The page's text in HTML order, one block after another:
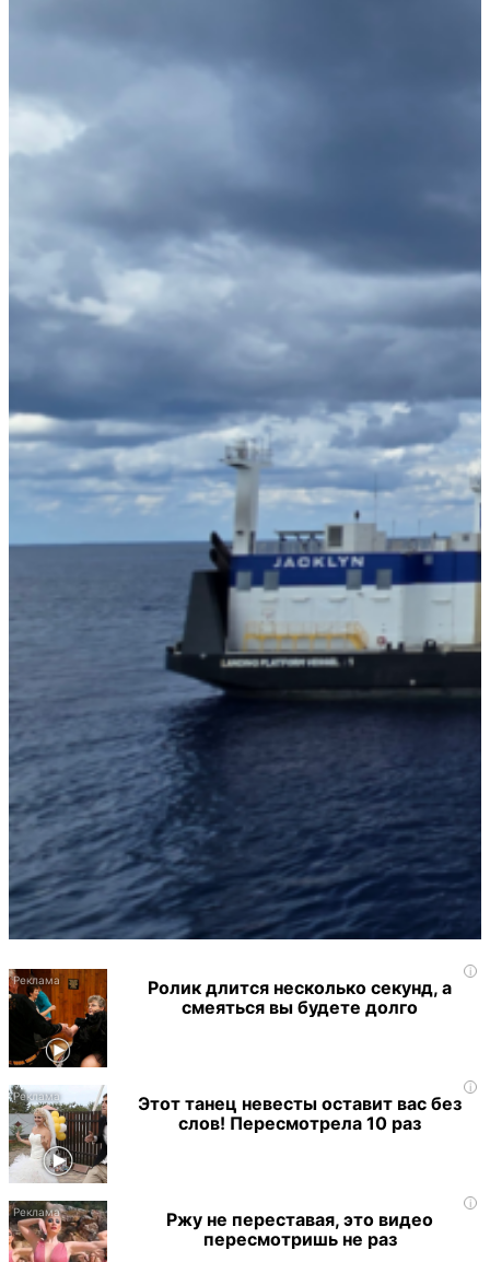
i
Ролик длится несколько секунд, а
смеяться вы будете долго
i
Этот танец невесты оставит вас без
слов! Пересмотрела 10 раз
i
Ржу не переставая, это видео
пересмотришь не раз